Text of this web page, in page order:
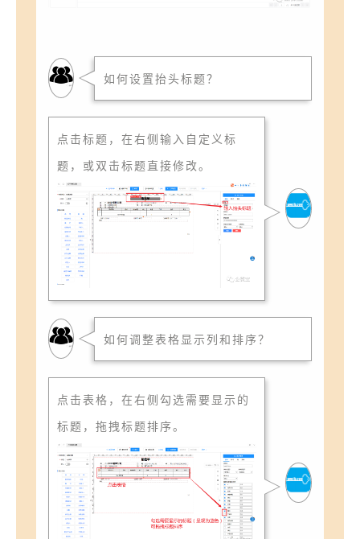
如何设置抬头标题？
点击标题，在右侧输入自定义标
题，或双击标题直接修改。
如何调整表格显示列和排序？
点击表格，在右侧勾选需要显示的
标题，拖拽标题排序。